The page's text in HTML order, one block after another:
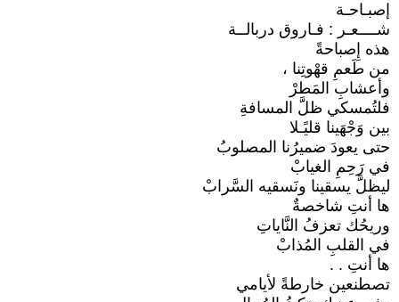
إصبـاحـة
شــــعـر : فـاروق دربالــة
هذه إِصباحةً
من طَعمِ قهْوتِنا ،
وأعشابِ المَطرْ
فلتُمسكي ظلَّ المسافةِ
بين وَجْهَينا قليًـلا
حتى يعودَ ضميرُنا المصلوبُ
في رَحِمِ الغيابْ
ليظلَّ يسقينا ونَسقيه السَّرابْ
ها أنتِ شاخصةٌ
وريحُك تعزفُ النَّاياتِ
في القلبِ المُذابْ
ها أنتِ . .
تصطنعين خارطةً لأيامي